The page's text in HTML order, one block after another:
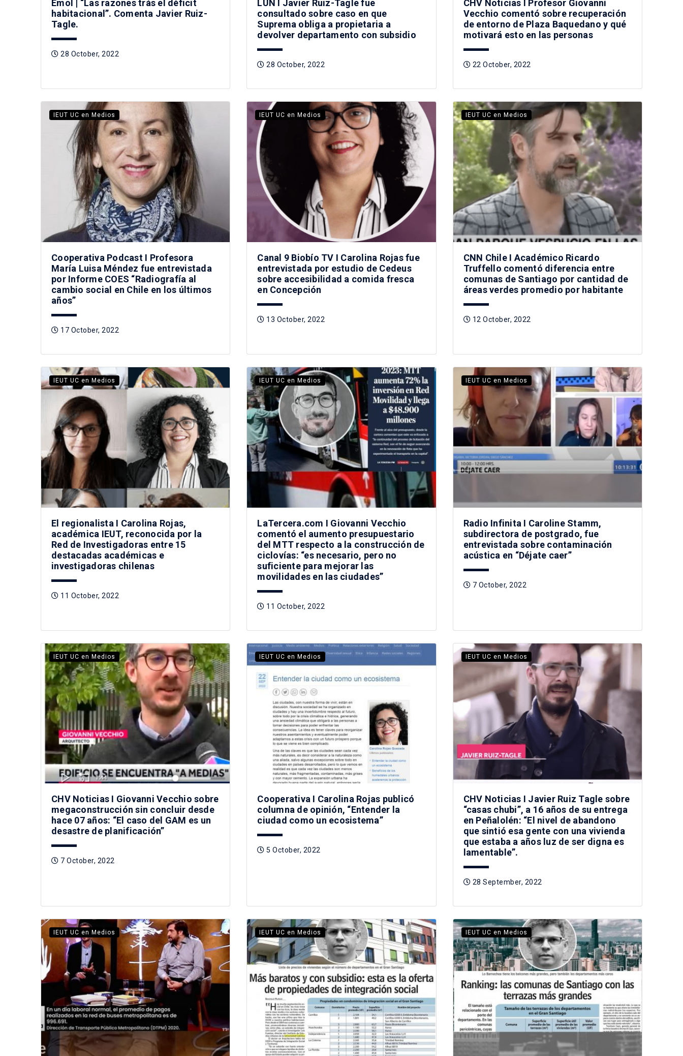
Emol | “Las razones trás el déficit
habitacional”. Comenta Javier Ruiz-
Tagle.
28 October, 2022
LUN I Javier Ruiz-Tagle fue
consultado sobre caso en que
Suprema obliga a propietaria a
devolver departamento con subsidio
28 October, 2022
CHV Noticias I Profesor Giovanni
Vecchio comentó sobre recuperación
de entorno de Plaza Baquedano y qué
motivará esto en las personas
22 October, 2022
IEUT UC en Medios
Cooperativa Podcast I Profesora
María Luisa Méndez fue entrevistada
por Informe COES “Radiografía al
cambio social en Chile en los últimos
años”
17 October, 2022
IEUT UC en Medios
Canal 9 Biobío TV I Carolina Rojas fue
entrevistada por estudio de Cedeus
sobre accesibilidad a comida fresca
en Concepción
13 October, 2022
IEUT UC en Medios
CNN Chile I Académico Ricardo
Truffello comentó diferencia entre
comunas de Santiago por cantidad de
áreas verdes promedio por habitante
12 October, 2022
IEUT UC en Medios
El regionalista I Carolina Rojas,
académica IEUT, reconocida por la
Red de Investigadoras entre 15
destacadas académicas e
investigadoras chilenas
11 October, 2022
IEUT UC en Medios
LaTercera.com I Giovanni Vecchio
comentó el aumento presupuestario
del MTT respecto a la construcción de
ciclovías: “es necesario, pero no
suficiente para mejorar las
movilidades en las ciudades”
11 October, 2022
IEUT UC en Medios
Radio Infinita I Caroline Stamm,
subdirectora de postgrado, fue
entrevistada sobre contaminación
acústica en “Déjate caer”
7 October, 2022
IEUT UC en Medios
CHV Noticias I Giovanni Vecchio sobre
megaconstrucción sin concluir desde
hace 07 años: “El caso del GAM es un
desastre de planificación”
7 October, 2022
IEUT UC en Medios
Cooperativa I Carolina Rojas publicó
columna de opinión, “Entender la
ciudad como un ecosistema”
5 October, 2022
IEUT UC en Medios
CHV Noticias I Javier Ruiz Tagle sobre
“casas chubi”, a 16 años de su entrega
en Peñalolén: “El nivel de abandono
que sintió esa gente con una vivienda
que estaba a años luz de ser digna es
lamentable”.
28 September, 2022
IEUT UC en Medios IEUT UC en Medios IEUT UC en Medios